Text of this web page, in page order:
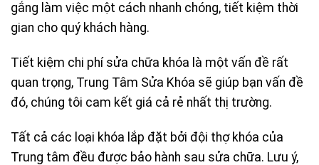
gắng làm việc một cách nhanh chóng, tiết kiệm thời
gian cho quý khách hàng.
Tiết kiệm chi phí sửa chữa khóa là một vấn đề rất
quan trọng, Trung Tâm Sửa Khóa sẽ giúp bạn vấn đề
đó, chúng tôi cam kết giá cả rẻ nhất thị trường.
Tất cả các loại khóa lắp đặt bởi đội thợ khóa của
Trung tâm đều được bảo hành sau sửa chữa. Lưu ý,